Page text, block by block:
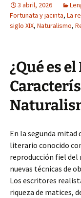
3 abril, 2026
Fortunata y jacinta, La
siglo XIX, Naturalismo,
¿Qué es
En la segunda mitad
literario conocido
reproducción fiel del
nuevas técnicas de
Los escritores
riqueza de matices,